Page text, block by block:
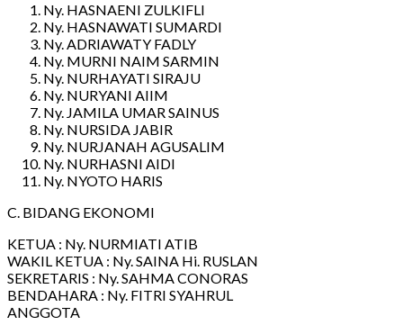
Ny. HASNAENI ZULKIFLI
Ny. HASNAWATI SUMARDI
Ny. ADRIAWATY FADLY
Ny. MURNI NAIM SARMIN
Ny. NURHAYATI SIRAJU
Ny. NURYANI AIIM
Ny. JAMILA UMAR SAINUS
Ny. NURSIDA JABIR
Ny. NURJANAH AGUSALIM
Ny. NURHASNI AIDI
Ny. NYOTO HARIS
C. BIDANG EKONOMI
KETUA : Ny. NURMIATI ATIB
WAKIL KETUA : Ny. SAINA Hi. RUSLAN
SEKRETARIS : Ny. SAHMA CONORAS
BENDAHARA : Ny. FITRI SYAHRUL
ANGGOTA